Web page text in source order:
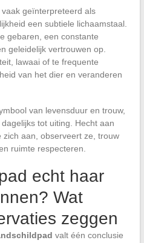
geïnterpreteerd als
een subtiele lichaamstaal.
gebaren, een constante
geleidelijk vertrouwen op.
lawaai of te frequente
van het dier en veranderen
van levensduur en trouw,
tot uiting. Hecht aan
aan, observeert ze, trouw
ruimte respecteren.
echt haar
Wat
zeggen
valt één conclusie